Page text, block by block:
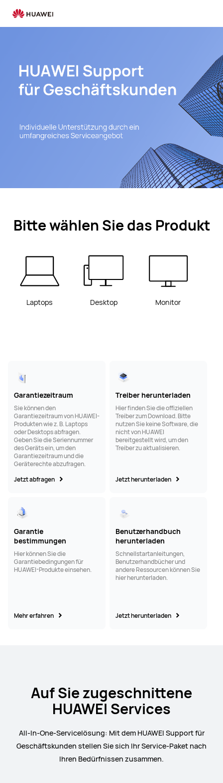
Bitte wählen Sie das Produkt
Laptops Desktop Monitor
Garantiezeitraum
Sie können den
Garantiezeitraum von HUAWEI-
Produkten wie z. B. Laptops
oder Desktops abfragen.
Geben Sie die Seriennummer
des Geräts ein, um den
Garantiezeitraum und die
Geräterechte abzufragen.
Jetzt abfragen
Treiber herunterladen
Hier finden Sie die offiziellen
Treiber zum Download. Bitte
nutzen Sie keine Software, die
nicht von HUAWEI
bereitgestellt wird, um den
Treiber zu aktualisieren.
Jetzt herunterladen
Garantie
bestimmungen
Hier können Sie die
Garantiebedingungen für
HUAWEI-Produkte einsehen.
Mehr erfahren
Benutzerhandbuch
herunterladen
Schnellstartanleitungen,
Benutzerhandbücher und
andere Ressourcen können Sie
hier herunterladen.
Jetzt herunterladen
Auf Sie zugeschnittene
HUAWEI Services
All-In-One-Servicelösung: Mit dem HUAWEI Support für
Geschäftskunden stellen Sie sich Ihr Service-Paket nach
Ihren Bedürfnissen zusammen.